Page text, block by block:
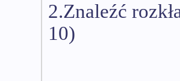
2.Znaleźć
10)